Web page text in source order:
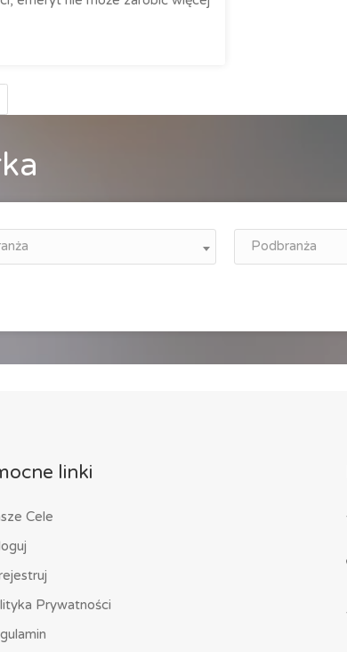
Podbranża
linki
Cele
Prywatności